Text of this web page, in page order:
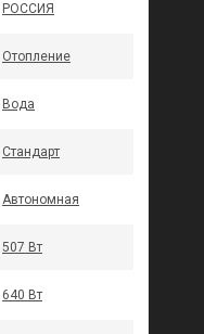
РОССИЯ
Отопление
Вода
Стандарт
Автономная
507 Вт
640 Вт